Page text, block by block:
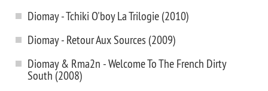
Diomay - Tchiki O'boy La Trilogie (2010)
Diomay - Retour Aux Sources (2009)
Diomay & Rma2n - Welcome To The French Dirty
South (2008)